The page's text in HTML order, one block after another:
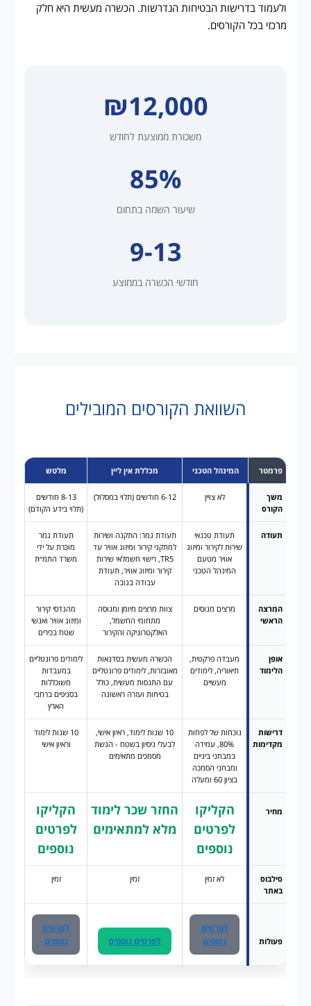
ולעמוד בדרישות הבטיחות הנדרשות. הכשרה מעשית היא חלק
מרכזי בכל הקורסים.
₪12,000
משכורת ממוצעת לחודש
85%
שיעור השמה בתחום
9-13
חודשי הכשרה בממוצע
השוואת הקורסים המובילים
פרמטר המינהל הטכני מכללת אין ליין מלטש
משך
הקורס
לא צויין 6-12 חודשים (תלוי במסלול)
8-13 חודשים
(תלוי בידע הקודם)
תעודה
תעודת טכנאי
שירות לקירור ומיזוג
אוויר מטעם
המינהל הטכני
תעודת גמר: התקנה ושירות
למתקני קירור ומיזוג אוויר עד
TR5, רישוי חשמלאי שירות
קירור ומיזוג אוויר, תעודת
עבודה בגובה
תעודת גמר
מוכרת על ידי
משרד התמ״ת
המרצה
הראשי
מרצים מנוסים
צוות מרצים מיומן ומנוסה
מתחומי החשמל,
האלקטרוניקה והקירור
מהנדסי קירור
ומיזוג אוויר ואנשי
שטח בכירים
אופן
הלימוד
מעבדה פרקטית,
תיאוריה, לימודים
מעשיים
הכשרה מעשית בסדנאות
מאובזרות, לימודים פרונטליים
עם התנסות מעשית, כולל
בטיחות ועזרה ראשונה
לימודים פרונטליים
במעבדות
משוכללות
בסניפים ברחבי
הארץ
דרישות
מקדימות
נוכחות של לפחות
80%, עמידה
במבחני ביניים
ומבחני הסמכה
בציון 60 ומעלה
10 שנות לימוד, ראיון אישי,
לבעלי ניסיון בשטח - הגשת
מסמכים מתאימים
10 שנות לימוד
וראיון אישי
מחיר
הקליקו
לפרטים
נוספים
החזר שכר לימוד
מלא למתאימים
הקליקו
לפרטים
נוספים
סילבוס
באתר
לא זמין זמין זמין
פעולות
לפרטים
נוספים
לפרטים נוספים
לפרטים
נוספים